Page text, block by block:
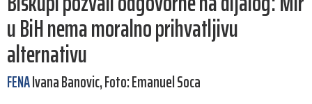
u BiH nema moralno prihvatljivu
alternativu
FENAIvana Banovic, Foto: Emanuel Soca